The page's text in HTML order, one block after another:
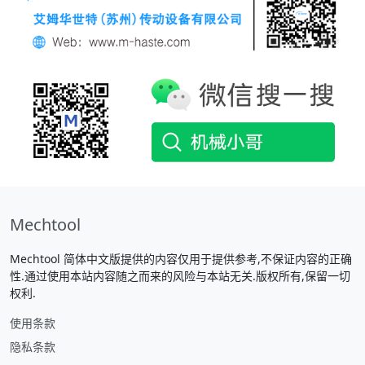
Mechtool
Mechtool 简体中文版提供的内容仅用于提供参考,不保证内容的正确
性.通过使用本站内容随之而来的风险与本站无关.版权所有,保留一切
权利.
使用条款
隐私条款